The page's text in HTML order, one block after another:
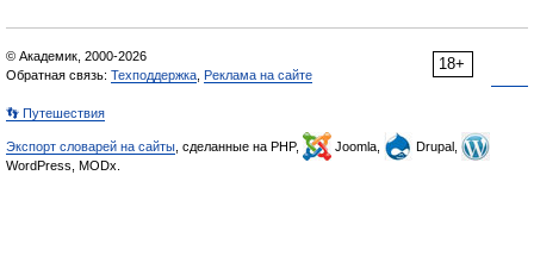
18+
© Академик, 2000-2026
Обратная связь: Техподдержка Реклама на сайте
👣 Путешествия
Экспорт словарей на сайты , сделанные на PHP, Joomla,
Drupal,
WordPress, MODx.